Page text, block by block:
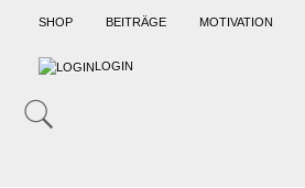
SHOP BEITRÄGE MOTIVATION
LOGIN